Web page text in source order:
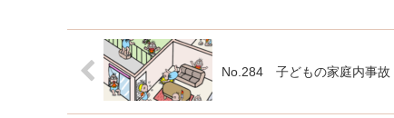
No.284 子どもの家庭内事故